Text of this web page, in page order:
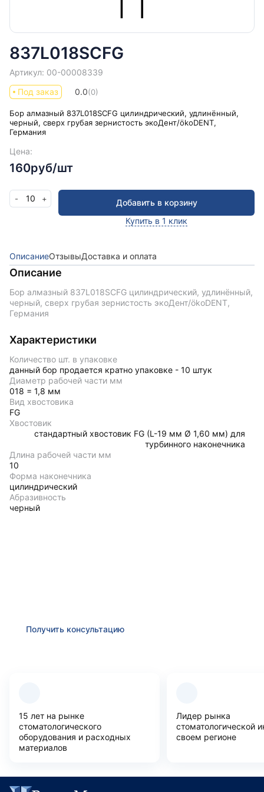
837L018SCFG
Артикул: 00-00008339
Под заказ
0.0(0)
Бор алмазный 837L018SCFG цилиндрический, удлинённый,
черный, сверх грубая зернистость экоДент/ökoDENT,
Германия
Цена:
160руб/шт
- 10 +
Добавить в корзину
Купить в 1 клик
ОписаниеОтзывыДоставка и оплата
Описание
Бор алмазный 837L018SCFG цилиндрический, удлинённый,
черный, сверх грубая зернистость экоДент/ökoDENT,
Германия
Характеристики
Количество шт. в упаковке
данный бор продается кратно упаковке - 10 штук
Диаметр рабочей части мм
018 = 1,8 мм
Вид хвостовика
FG
Хвостовик
стандартный хвостовик FG (L-19 мм Ø 1,60 мм) для
турбинного наконечника
Длина рабочей части мм
10
Форма наконечника
цилиндрический
Абразивность
черный
Получить консультацию
15 лет на рынке
стоматологического
оборудования и расходных
материалов
Лидер рынка
стоматологической
своем регионе